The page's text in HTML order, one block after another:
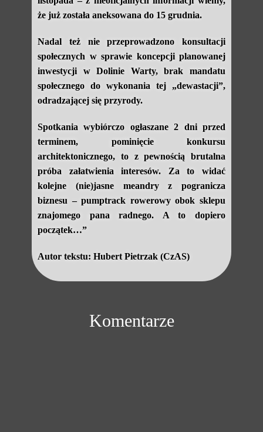
że już została aneksowana do 15 grudnia.
Nadal też nie przeprowadzono konsultacji
społecznych w sprawie koncepcji planowanej
inwestycji w Dolinie Warty, brak mandatu
społecznego do wykonania tej „dewastacji”,
odradzającej się przyrody.
Spotkania wybiórczo ogłaszane 2 dni przed
terminem, pominięcie konkursu
architektonicznego, to z pewnością brutalna
próba załatwienia interesów. Za to widać
kolejne (nie)jasne meandry z pogranicza
biznesu – pumptrack rowerowy obok sklepu
znajomego pana radnego. A to dopiero
początek…”
Autor tekstu: Hubert Pietrzak (CzAS)
Komentarze